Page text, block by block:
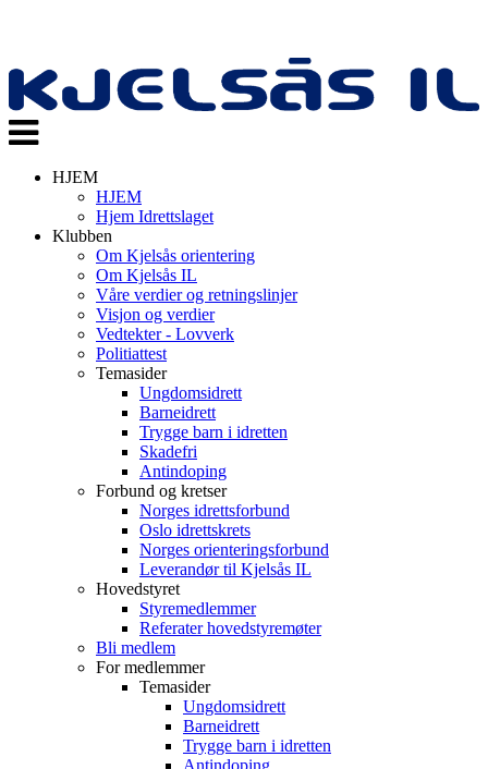
Veksle
navigasjon
HJEM
HJEM
Hjem Idrettslaget
Klubben
Om Kjelsås orientering
Om Kjelsås IL
Våre verdier og retningslinjer
Visjon og verdier
Vedtekter - Lovverk
Politiattest
Temasider
Ungdomsidrett
Barneidrett
Trygge barn i idretten
Skadefri
Antindoping
Forbund og kretser
Norges idrettsforbund
Oslo idrettskrets
Norges orienteringsforbund
Leverandør til Kjelsås IL
Hovedstyret
Styremedlemmer
Referater hovedstyremøter
Bli medlem
For medlemmer
Temasider
Ungdomsidrett
Barneidrett
Trygge barn i idretten
Antindoping